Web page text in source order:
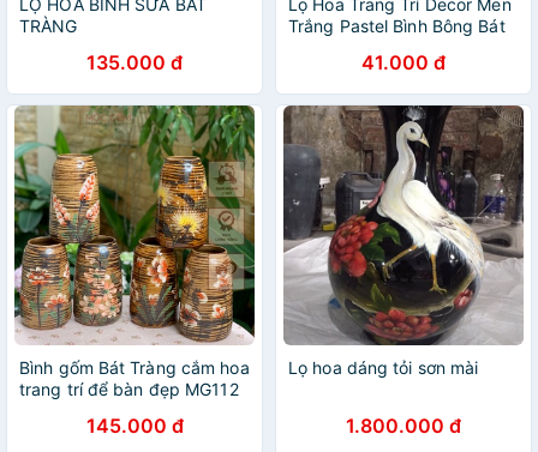
LỌ HOA BÌNH SỮA BÁT
TRÀNG
135.000 đ
Lọ Hoa Trang Trí Decor Men
Trắng Pastel Bình Bông Bát
41.000 đ
Bình gốm Bát Tràng cắm hoa
trang trí để bàn đẹp MG112
145.000 đ
Lọ hoa dáng tỏi sơn mài
1.800.000 đ